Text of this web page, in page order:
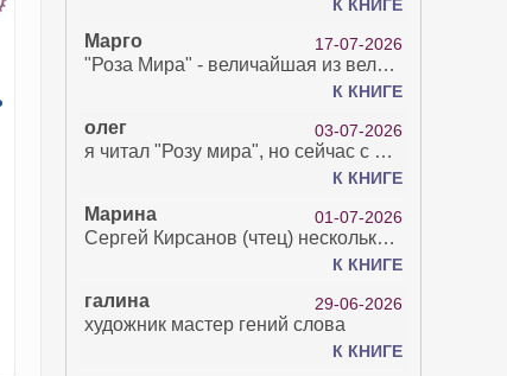
К КНИГЕ
Марго 17-07-2026
"Роза Мира" - величайшая из великих Книг - она отвечает на все вопросы, прочитать её нелегко...
К КНИГЕ
олег 03-07-2026
я читал "Розу мира", но сейчас с возрастом зрение рухнуло. Но хочется ещё почитать. Просто захватывает. Хорошо, что есть А КНИГА. Спасибо за вашу работу.
К КНИГЕ
Марина 01-07-2026
Сергей Кирсанов (чтец) несколько раз рыгнул в микрофон. В наушниках это было хорошо слышно и сильно неприятно. Я понимаю, что это бесплатная аудиокнига, но не до такой же степени наплевать на слушателя..
К КНИГЕ
галина 29-06-2026
художник мастер гений слова
К КНИГЕ